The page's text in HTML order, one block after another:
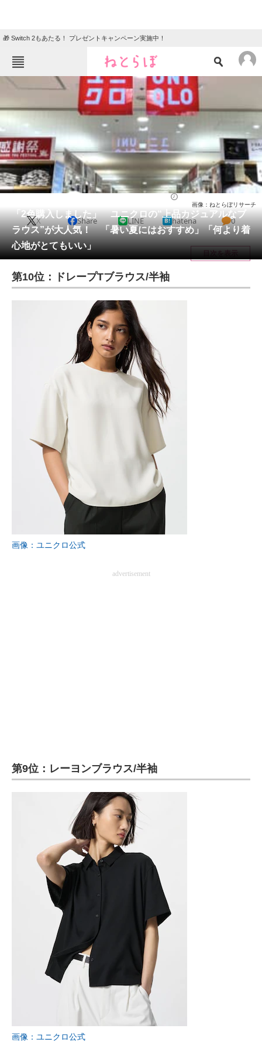
🎁 Switch 2もあたる！ プレゼントキャンペーン実施中！
ねとらぼメニュー
ニュース
クイズ
グルメ 地域
住まい 教育・育児
動物 リサーチ
会員記事
メディア
注目記事を集めた総合ページ
ITの今と未来を見通す
スマホと通信の最新トレンド
進化するPCとデバイスの未来
好きが集まる 比べて選べる
ビジネスと働き方のヒント
AI活用のいまが分かる
企業ITのトレンドを詳説
経営リーダーのコミュニティ
マーケ×ITの今がよく分かる
ITエンジニア向け専門サイト
「2色購入しました」 ユニクロの“上品カジュアルなブ
ラウス”が大人気！ 「暑い夏にはおすすめ」「何より着
心地がとてもいい」
画像：ねとらぼリサーチ
X Share LINE hatena 0
目次を表示
第10位：ドレープTブラウス/半袖
画像：ユニクロ公式
advertisement
第9位：レーヨンブラウス/半袖
画像：ユニクロ公式